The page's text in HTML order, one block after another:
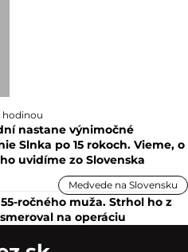
hodinou
nastane výnimočné
Slnka po 15 rokoch. Vieme, o
uvidíme zo Slovenska
Medvede na Slovensku
ročného muža. Strhol ho z
na operáciu